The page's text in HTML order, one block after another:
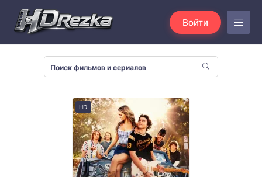
Войти
HD